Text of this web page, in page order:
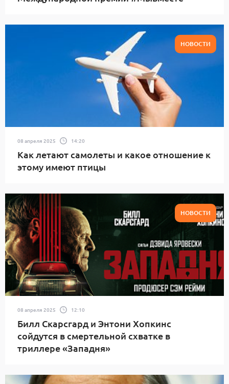
НОВОСТИ
08 апреля 2025 14:20
Как летают самолеты и какое отношение к
этому имеют птицы
НОВОСТИ
08 апреля 2025 12:10
Билл Скарсгард и Энтони Хопкинс
сойдутся в смертельной схватке в
триллере «Западня»